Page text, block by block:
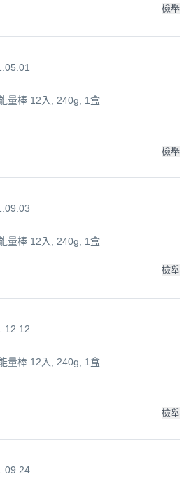
檢舉
量棒 12入, 240g, 1盒
檢舉
量棒 12入, 240g, 1盒
檢舉
量棒 12入, 240g, 1盒
檢舉